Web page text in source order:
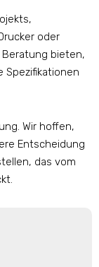
oder
bieten,
Spezifikationen
Wir hoffen,
Entscheidung
das vom